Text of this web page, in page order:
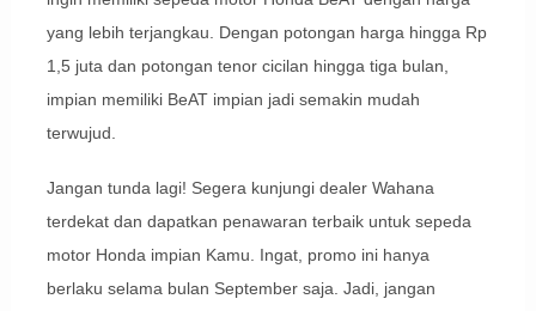
yang lebih terjangkau. Dengan potongan harga hingga Rp
1,5 juta dan potongan tenor cicilan hingga tiga bulan,
impian memiliki BeAT impian jadi semakin mudah
terwujud.
Jangan tunda lagi! Segera kunjungi dealer Wahana
terdekat dan dapatkan penawaran terbaik untuk sepeda
motor Honda impian Kamu. Ingat, promo ini hanya
berlaku selama bulan September saja. Jadi, jangan